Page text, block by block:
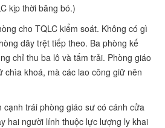
kịp thời băng bó.)
cho TQLC kiểm soát. Không có gì
dãy trệt tiếp theo. Ba phòng kế
chỉ thu ba lô và tấm trải. Phòng giáo
chìa khoá, mà các lao công giữ nên
trái phòng giáo sư có cánh cửa
hai người lính thuộc lực lượng ly khai